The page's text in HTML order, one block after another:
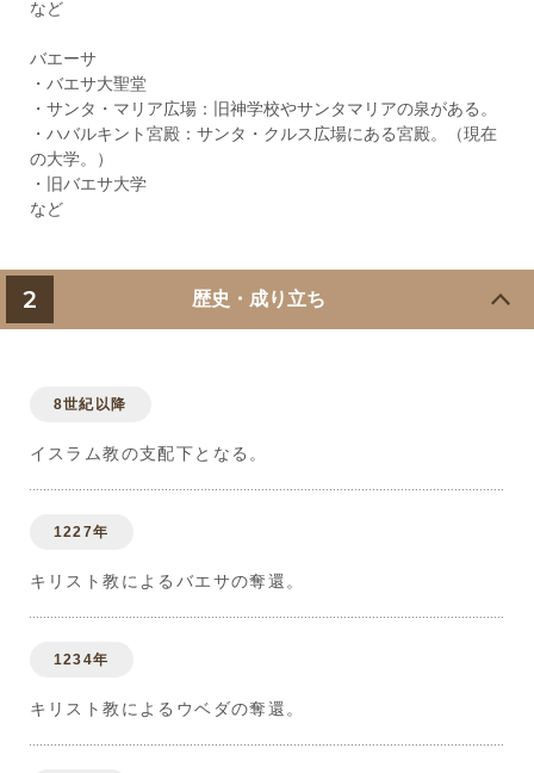
など
バエーサ
・バエサ大聖堂
・サンタ・マリア広場：旧神学校やサンタマリアの泉がある。
・ハバルキント宮殿：サンタ・クルス広場にある宮殿。（現在
の大学。）
・旧バエサ大学
など
2 歴史・成り立ち
8世紀以降
イスラム教の支配下となる。
1227年
キリスト教によるバエサの奪還。
1234年
キリスト教によるウベダの奪還。